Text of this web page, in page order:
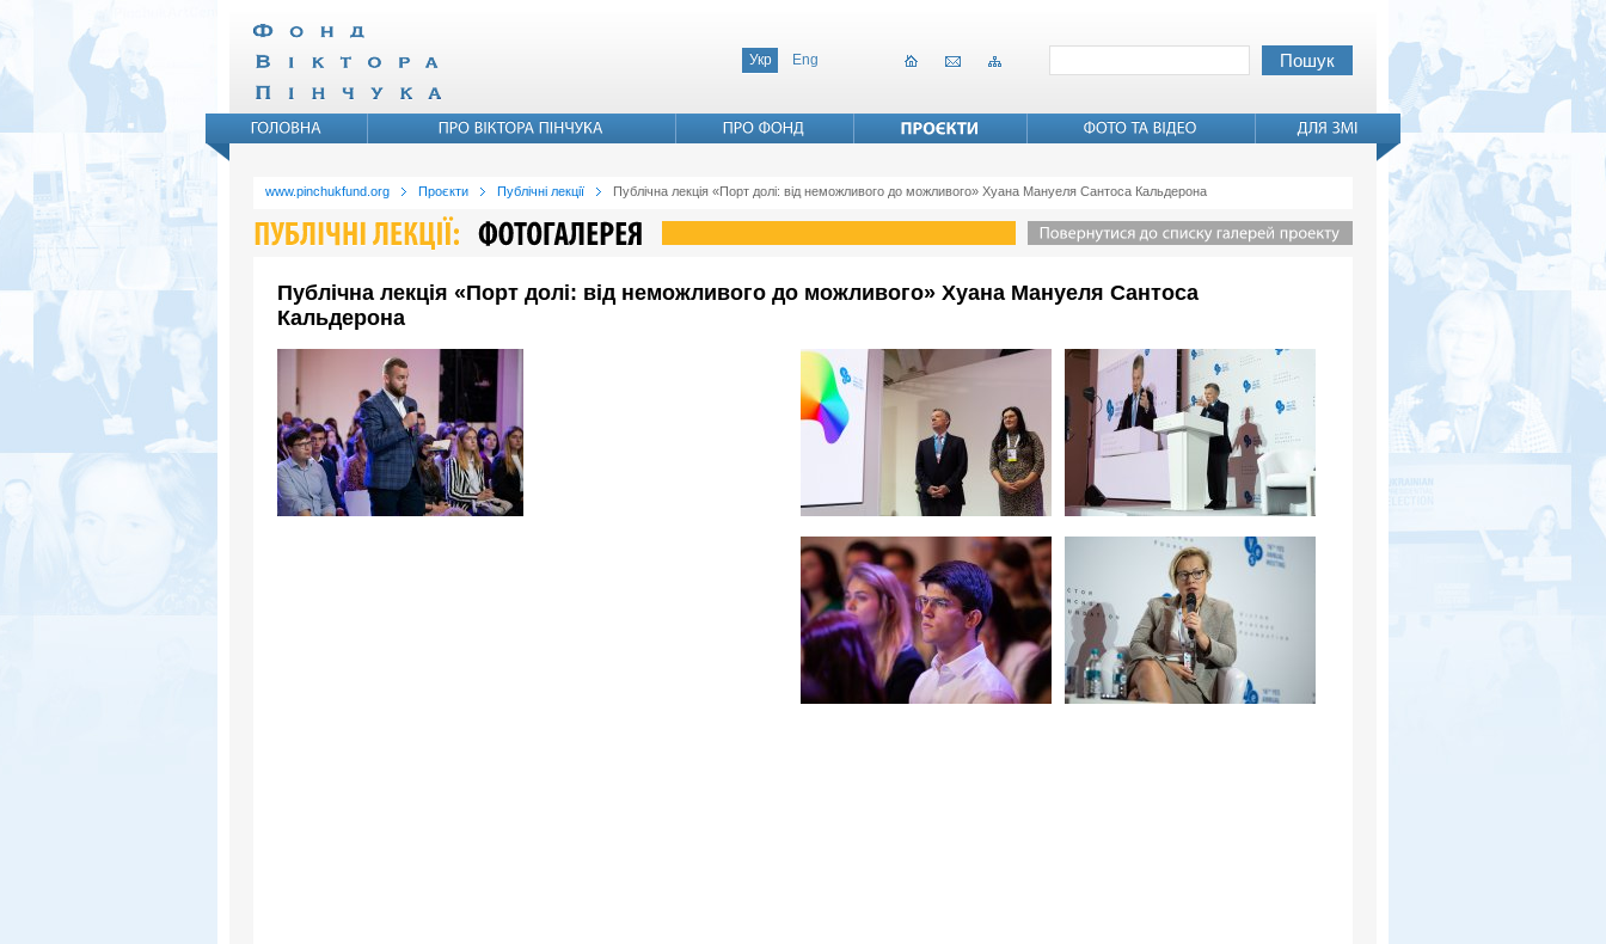
Укр Eng
www.pinchukfund.org Проєкти Публічні лекції Публічна лекція «Порт долі: від неможливого до можливого» Хуана Мануеля Сантоса Кальдерона
Публічна лекція «Порт долі: від неможливого до можливого» Хуана Мануеля Сантоса
Кальдерона